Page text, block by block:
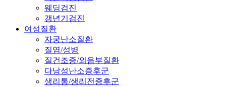
웨딩검진
갱년기검진
여성질환
자궁난소질환
질염/성병
질건조증/외음부질환
다낭성난소증후군
생리통/생리전증후군